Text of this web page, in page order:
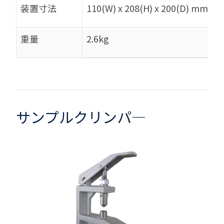
装置寸法 110(W) x 208(H) x 200(D) mm
重量 2.6kg
サンプルクリンパ―